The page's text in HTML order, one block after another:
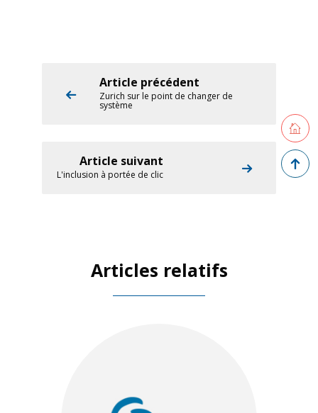
Article précédent
Zurich sur le point de changer de
système
Article suivant
L'inclusion à portée de clic
Articles relatifs
Retour